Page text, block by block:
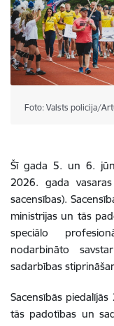
Foto: Valsts policija/
Šī gada 5. un 6.
2026. gada
sacensības).
ministrijas un tās
speciālo
nodarbināto
sadarbības
Sacensībās
tās padotības un